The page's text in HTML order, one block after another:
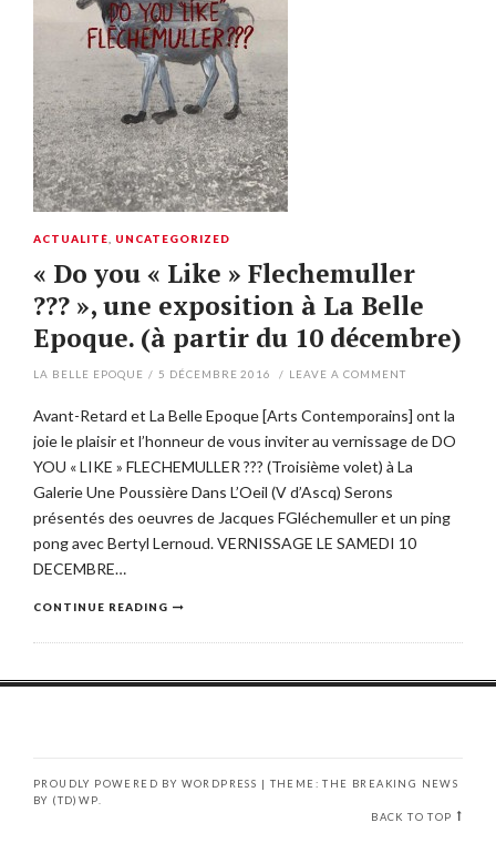
ACTUALITÉ UNCATEGORIZED
« Do you « Like » Flechemuller
??? », une exposition à La Belle
Epoque. (à partir du 10 décembre)
LA BELLE EPOQUE / 5 DÉCEMBRE 2016 / LEAVE A COMMENT
Avant-Retard et La Belle Epoque [Arts Contemporains] ont la
joie le plaisir et l’honneur de vous inviter au vernissage de DO
YOU « LIKE » FLECHEMULLER ??? (Troisième volet) à La
Galerie Une Poussière Dans L’Oeil (V d’Ascq) Serons
présentés des oeuvres de Jacques FGléchemuller et un ping
pong avec Bertyl Lernoud. VERNISSAGE LE SAMEDI 10
DECEMBRE…
CONTINUE READING
PROUDLY POWERED BY WORDPRESS | THEME: THE BREAKING NEWS
BY (TD)WP.
BACK TO TOP